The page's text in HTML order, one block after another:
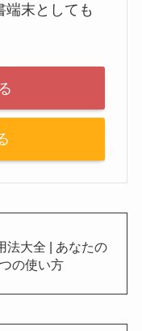
端末としても
法大全 | あなたの
の使い方